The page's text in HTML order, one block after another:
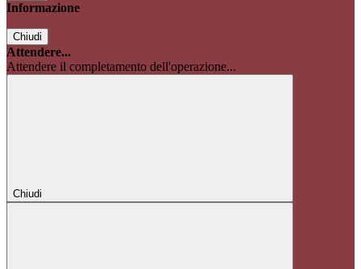
Informazione
Chiudi
Attendere...
Attendere il completamento dell'operazione...
Chiudi